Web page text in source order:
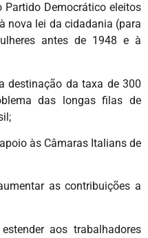
Democrático eleitos
nova lei da cidadania (para
antes de 1948 e à
destinação da taxa de 300
das longas filas de
às Câmaras Italians de
as contribuições a
aos trabalhadores